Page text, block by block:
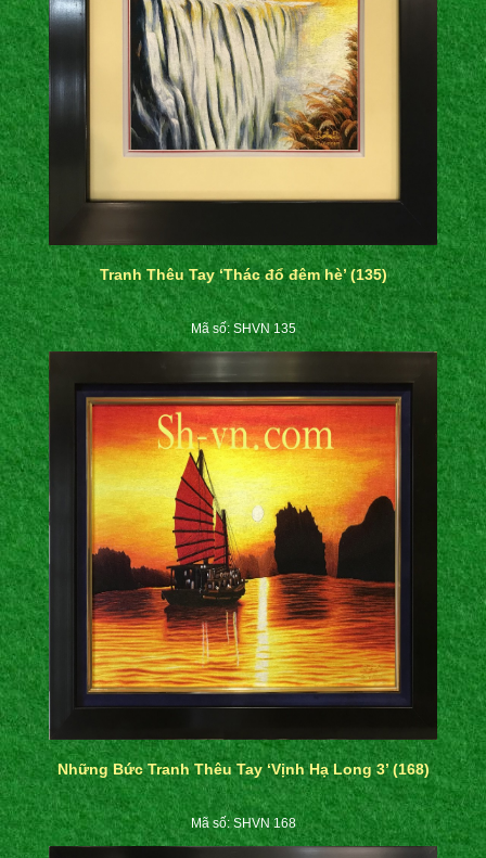
Tranh Thêu Tay ‘Thác đổ đêm hè’ (135)
Mã số: SHVN 135
Những Bức Tranh Thêu Tay ‘Vịnh Hạ Long 3’ (168)
Mã số: SHVN 168